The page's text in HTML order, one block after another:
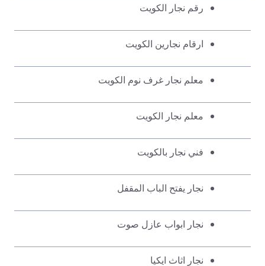
رقم نجار الكويت
ارقام نجارين الكويت
معلم نجار غرف نوم الكويت
معلم نجار الكويت
فني نجار بالكويت
نجار يفتح الباب المقفل
نجار ابواب عازل صوت
نجار اثاث ايكيا